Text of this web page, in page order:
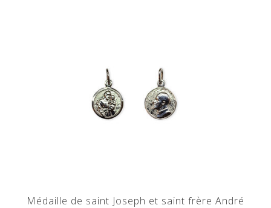
Médaille de saint Joseph et saint frère André